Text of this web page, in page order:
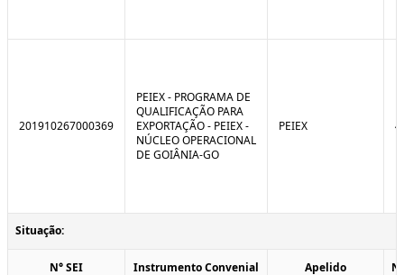
201910267000369
PEIEX - PROGRAMA DE
QUALIFICAÇÃO PARA
EXPORTAÇÃO - PEIEX -
NÚCLEO OPERACIONAL
DE GOIÂNIA-GO
PEIEX
Situação:
N° SEI Instrumento Convenial Apelido